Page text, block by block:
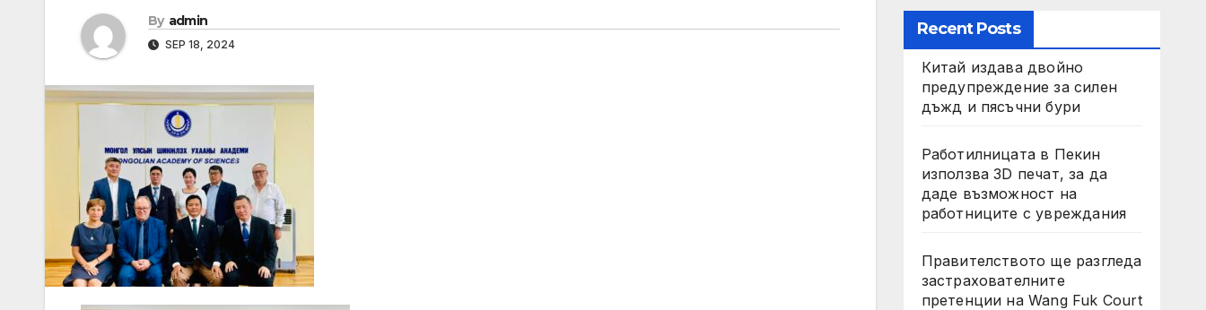
By admin
SEP 18, 2024
Recent Posts
Китай издава двойно
предупреждение за силен
дъжд и пясъчни бури
Работилницата в Пекин
използва 3D печат, за да
даде възможност на
работниците с увреждания
Правителството ще разгледа
застрахователните
претенции на Wang Fuk Court